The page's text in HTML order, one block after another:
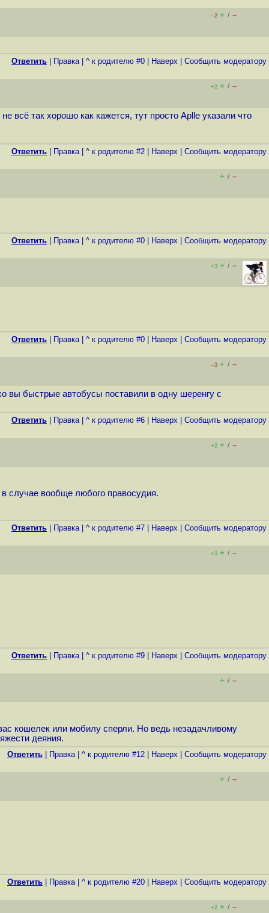
–2 + / –
Ответить Правка| ^ к родителю #0 Наверх Cообщить модератору
+2 + / –
всё так хорошо как кажется, тут просто Aplle указали что
Ответить Правка| ^ к родителю #2 Наверх Cообщить модератору
+ / –
Ответить Правка| ^ к родителю #0 Наверх Cообщить модератору
+3 + / –
Ответить Правка| ^ к родителю #0 Наверх Cообщить модератору
–3 + / –
быстрые автобусы поставили в одну шеренгу с
Ответить Правка| ^ к родителю #6 Наверх Cообщить модератору
+2 + / –
случае вообще любого правосудия.
Ответить Правка| ^ к родителю #7 Наверх Cообщить модератору
+1 + / –
Ответить Правка| ^ к родителю #9 Наверх Cообщить модератору
+ / –
кошелек или мобилу сперли. Но ведь незадачливому
деяния.
Ответить Правка| ^ к родителю #12 Наверх Cообщить модератору
+ / –
Ответить Правка| ^ к родителю #20 Наверх Cообщить модератору
+2 + / –